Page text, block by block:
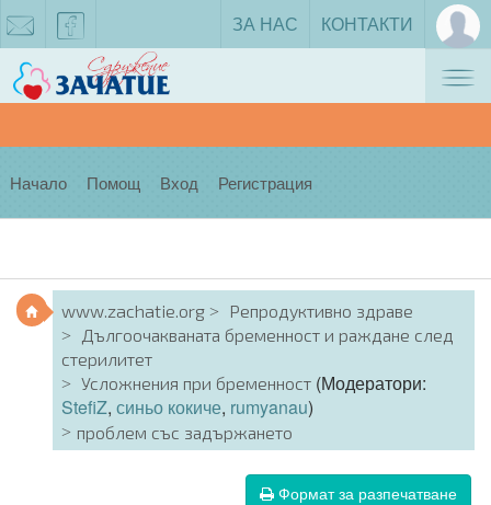
facebook
ЗА НАС КОНТАКТИ
Начало Помощ Вход Регистрация
www.zachatie.org
Репродуктивно здраве
Дългоочакваната бременност и раждане след
стерилитет
Усложнения при бременност(Модератори:
StefiZ, синьо кокиче, rumyanau)
проблем със задържането
Формат за разпечатване